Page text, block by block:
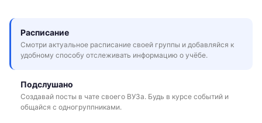
Расписание
Смотри актуальное расписание своей группы и добавляйся к
удобному способу отслеживать информацию о учёбе.
Подслушано
Создавай посты в чате своего ВУЗа. Будь в курсе событий и
общайся с одногруппниками.